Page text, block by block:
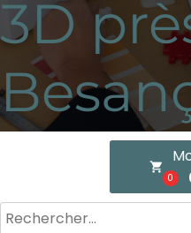
3D
local_grocery_store
0